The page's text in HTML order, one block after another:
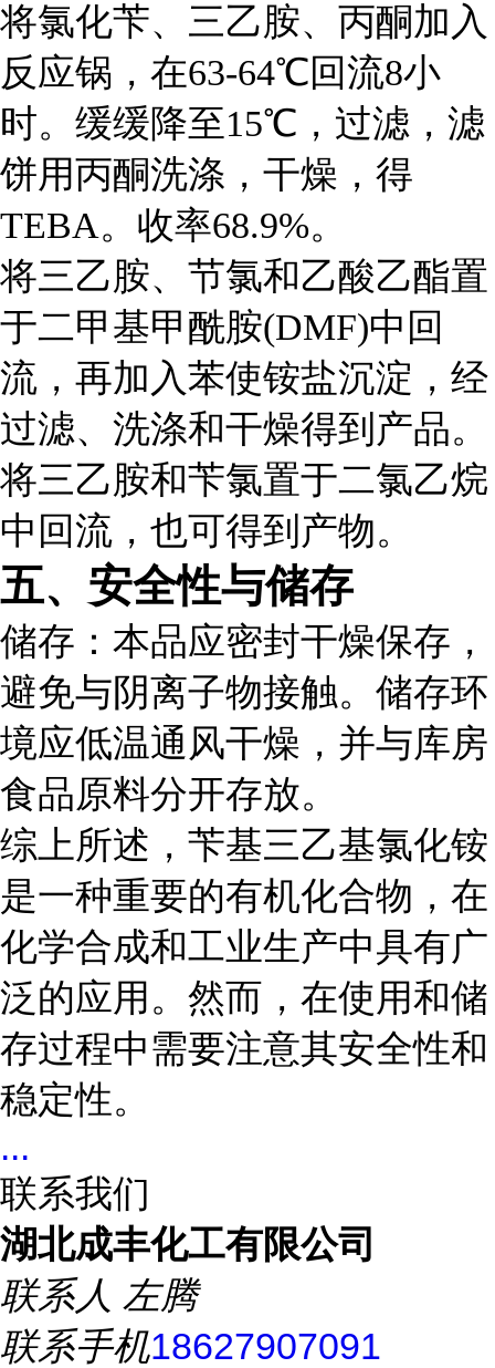
将氯化苄、三乙胺、丙酮加入
反应锅，在63-64℃回流8小
时。缓缓降至15℃，过滤，滤
饼用丙酮洗涤，干燥，得
TEBA。收率68.9%。
将三乙胺、节氯和乙酸乙酯置
于二甲基甲酰胺(DMF)中回
流，再加入苯使铵盐沉淀，经
过滤、洗涤和干燥得到产品。
将三乙胺和苄氯置于二氯乙烷
中回流，也可得到产物。
五、安全性与储存
储存 ：本品应密封干燥保存，
避免与阴离子物接触。储存环
境应低温通风干燥，并与库房
食品原料分开存放。
综上所述，苄基三乙基氯化铵
是一种重要的有机化合物，在
化学合成和工业生产中具有广
泛的应用。然而，在使用和储
存过程中需要注意其安全性和
稳定性。
...
联系我们
湖北成丰化工有限公司
联系人 左腾
联系手机18627907091